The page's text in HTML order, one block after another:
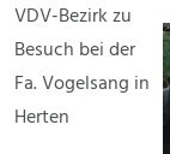
VDV-Bezirk zu
Besuch bei der
Fa. Vogelsang in
Herten